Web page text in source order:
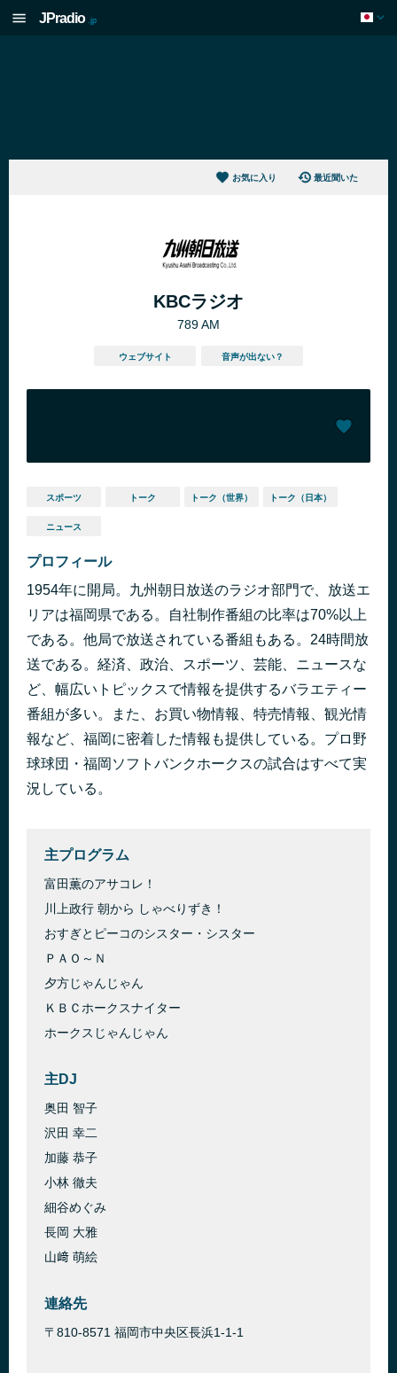
JPradio .jp
お気に入り 最近聞いた
KBCラジオ
789 AM
ウェブサイト 音声が出ない？
スポーツ トーク トーク（世界） トーク（日本）
ニュース
プロフィール
1954年に開局。九州朝日放送のラジオ部門で、放送エ
リアは福岡県である。自社制作番組の比率は70%以上
である。他局で放送されている番組もある。24時間放
送である。経済、政治、スポーツ、芸能、ニュースな
ど、幅広いトピックスで情報を提供するバラエティー
番組が多い。また、お買い物情報、特売情報、観光情
報など、福岡に密着した情報も提供している。プロ野
球球団・福岡ソフトバンクホークスの試合はすべて実
況している。
主プログラム
富田薫のアサコレ！
川上政行 朝から しゃべりずき！
おすぎとピーコのシスター・シスター
ＰＡＯ～Ｎ
夕方じゃんじゃん
ＫＢＣホークスナイター
ホークスじゃんじゃん
主DJ
奥田 智子
沢田 幸二
加藤 恭子
小林 徹夫
細谷めぐみ
長岡 大雅
山﨑 萌絵
連絡先
〒810-8571 福岡市中央区長浜1-1-1